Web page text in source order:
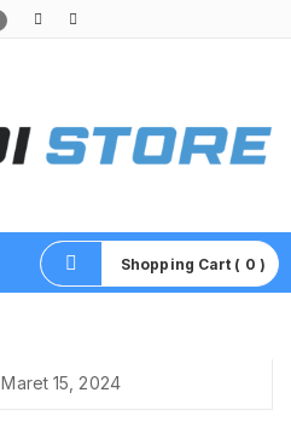
Shopping Cart ( 0 )
Maret 15, 2024